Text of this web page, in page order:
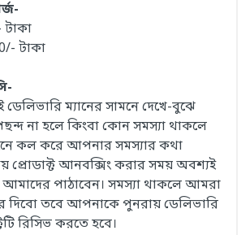
টাকা
টাকা
ডেলিভারি ম্যানের সামনে দেখে-বুঝে
না হলে কিংবা কোন সমস্যা থাকলে
কল করে আপনার সমস্যার কথা
প্রোডাক্ট আনবক্সিং করার সময় অবশ্যই
পাঠাবেন। সমস্যা থাকলে আমরা
দিবো তবে আপনাকে পুনরায় ডেলিভারি
রিসিভ করতে হবে।